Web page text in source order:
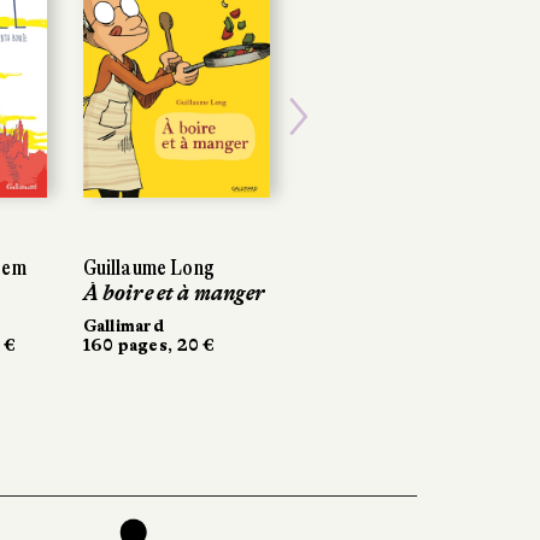
€
Guillaume Long
À boire et à manger
Gallimard
160 pages, 20 €